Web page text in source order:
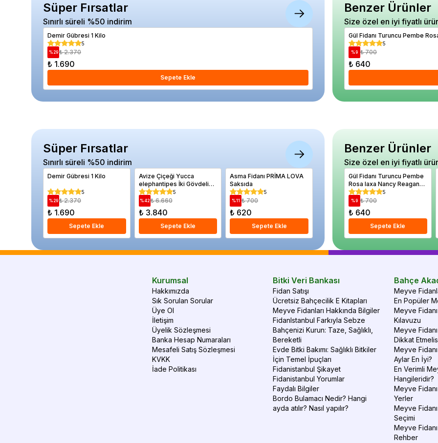
Süper Fırsatlar
Sınırlı süreli %50 indirim
Demir Gübresi 1 Kilo
5
%29 ₺ 2.370
₺ 1.690
Sepete Ekle
Avize Çiçeği Yucca elephantipes İki
5
Benzer Ürünler
Size özel en iyi fiyatlı
Gül Fidanı Turuncu Pembe
5
% 9 ₺ 700
₺ 640
Süper Fırsatlar
Sınırlı süreli %50 indirim
Demir Gübresi 1 Kilo
5
%29 ₺ 2.370
₺ 1.690
Sepete Ekle
Avize Çiçeği Yucca
elephantipes İki Gövdeli
60 80 cm
5
%42 ₺ 6.660
₺ 3.840
Sepete Ekle
Asma Fidanı PRİMA LOVA
Saksıda
5
%11 ₺ 700
₺ 620
Sepete Ekle
Alaska Frenk Üzümü Red
0
Sepete Ekle
Altınotu
italicum
Benzer Ürünler
Size özel en iyi fiyatlı
Gül Fidanı Turuncu Pembe
Rosa laxa Nancy Reagan
20 40 cm Saksıda
5
% 9 ₺ 700
₺ 640
Sepete Ekle
Kurumsal
Hakkımızda
Sık Sorulan Sorular
Üye Ol
İletişim
Üyelik Sözleşmesi
Banka Hesap Numaraları
Mesafeli Satış Sözleşmesi
KVKK
İade Politikası
Bitki Veri Bankası
Fidan Satışı
Ücretsiz Bahçecilik E Kitapları
Meyve Fidanları Hakkında Bilgiler
FidanIstanbul Farkıyla Sebze
Bahçenizi Kurun: Taze, Sağlıklı,
Bereketli
Evde Bitki Bakımı: Sağlıklı Bitkiler
İçin Temel İpuçları
Fidanistanbul Şikayet
Fidanistanbul Yorumlar
Faydalı Bilgiler
Bordo Bulamacı Nedir? Hangi
ayda atılır? Nasıl yapılır?
Bahçe
Meyve
En Popüler
Meyve
Kılavuzu
Meyve
Dikkat
Meyve
Aylar En İyi?
En Verimli
Hangileridir?
Meyve
Yerler
Meyve
Seçimi
Meyve Fidanı
Rehber